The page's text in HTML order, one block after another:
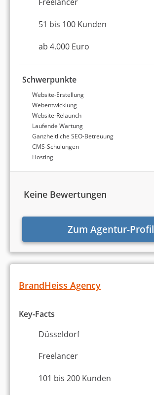
51 bis 100 Kunden
ab 4.000 Euro
Schwerpunkte
Website-Erstellung
Webentwicklung
Website-Relaunch
Laufende Wartung
Ganzheitliche SEO-Betreuung
CMS-Schulungen
Hosting
Keine Bewertungen
Zum Agentur-Profil
BrandHeiss Agency
Key-Facts
Düsseldorf
Freelancer
101 bis 200 Kunden